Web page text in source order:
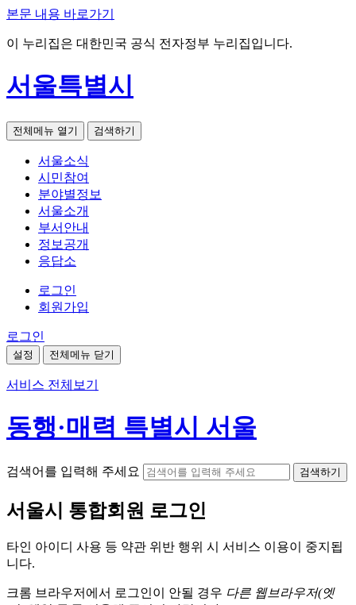
본문 내용 바로가기
이 누리집은 대한민국 공식 전자정부 누리집입니다.
서울특별시
전체메뉴 열기 검색하기
서울소식
시민참여
분야별정보
서울소개
부서안내
정보공개
응답소
로그인
회원가입
로그인
설정 전체메뉴 닫기
서비스 전체보기
동행·매력 특별시 서울
검색어를 입력해 주세요 검색하기
서울시 통합회원 로그인
타인 아이디 사용 등 약관 위반 행위 시 서비스 이용이 중지됩
니다.
크롬 브라우저에서 로그인이 안될 경우 다른 웹브라우저(엣